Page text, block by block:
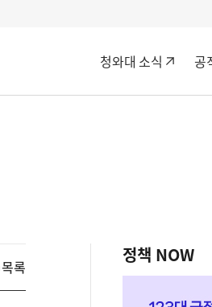
청와대 소식 공
목록
정책 NOW